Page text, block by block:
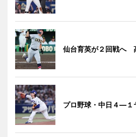
仙台育英が２回戦へ
プロ野球・中日４―１